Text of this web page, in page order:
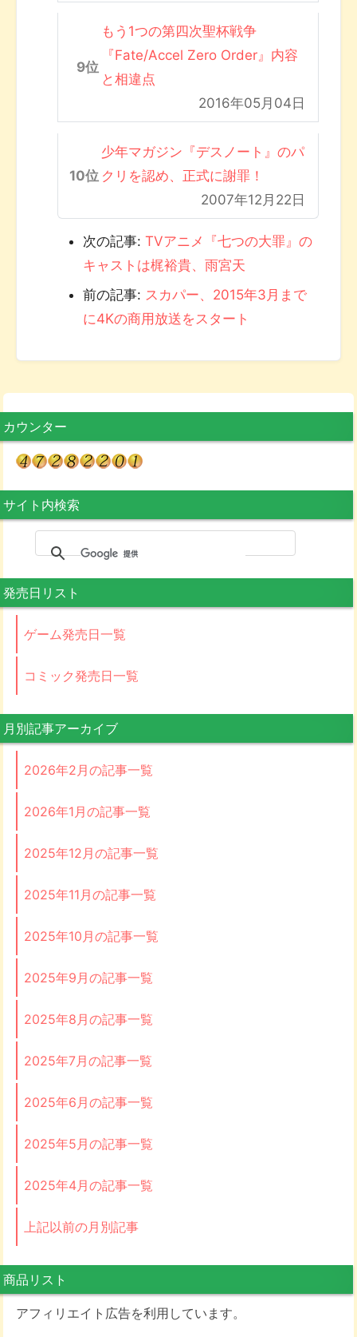
もう1つの第四次聖杯戦争
『Fate/Accel Zero Order』内容
と相違点
2016年05月04日
少年マガジン『デスノート』のパ
クリを認め、正式に謝罪！
2007年12月22日
次の記事: TVアニメ『七つの大罪』の
キャストは梶裕貴、雨宮天
前の記事: スカパー、2015年3月まで
に4Kの商用放送をスタート
カウンター
サイト内検索
発売日リスト
ゲーム発売日一覧
コミック発売日一覧
月別記事アーカイブ
2026年2月の記事一覧
2026年1月の記事一覧
2025年12月の記事一覧
2025年11月の記事一覧
2025年10月の記事一覧
2025年9月の記事一覧
2025年8月の記事一覧
2025年7月の記事一覧
2025年6月の記事一覧
2025年5月の記事一覧
2025年4月の記事一覧
上記以前の月別記事
商品リスト
アフィリエイト広告を利用しています。